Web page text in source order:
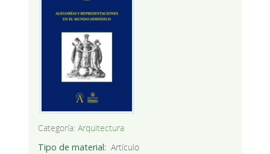
Categoría: Arquitectura
Tipo de material
Artículo